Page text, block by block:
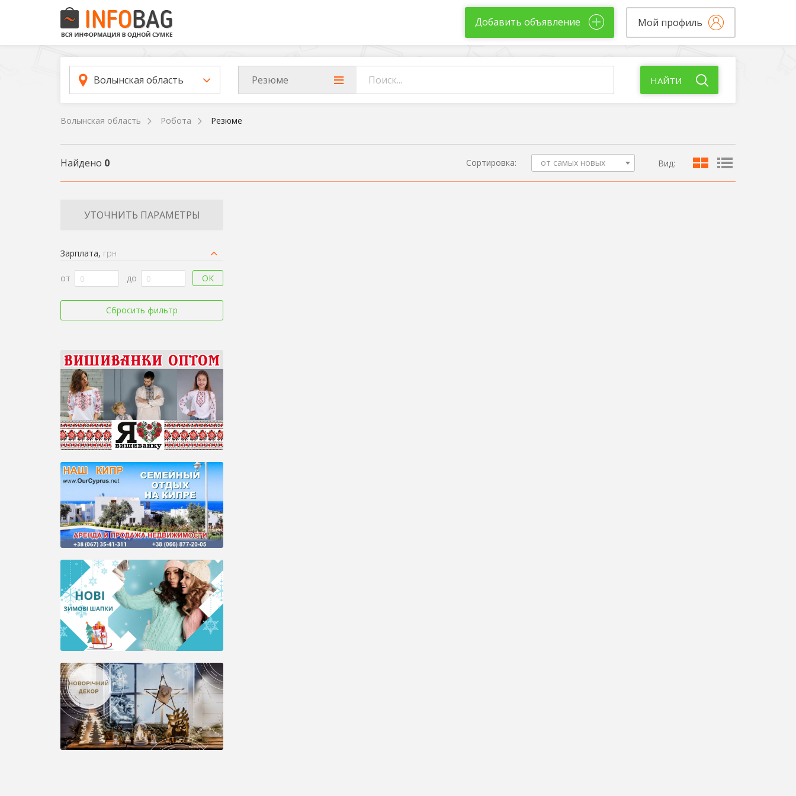
Добавить объявление Мой профиль
Волынская область Резюме НАЙТИ
Волынская область Робота Резюме
Найдено 0 Сортировка: от самых новых Вид:
УТОЧНИТЬ ПАРАМЕТРЫ
Зарплата, грн
от до ОК
Сбросить фильтр